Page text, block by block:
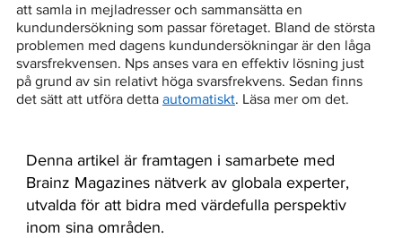
att samla in mejladresser och sammansätta en
kundundersökning som passar företaget. Bland de största
problemen med dagens kundundersökningar är den låga
svarsfrekvensen. Nps anses vara en effektiv lösning just
på grund av sin relativt höga svarsfrekvens. Sedan finns
det sätt att utföra detta automatiskt. Läsa mer om det.
Denna artikel är framtagen i samarbete med
Brainz Magazines nätverk av globala experter,
utvalda för att bidra med värdefulla perspektiv
inom sina områden.